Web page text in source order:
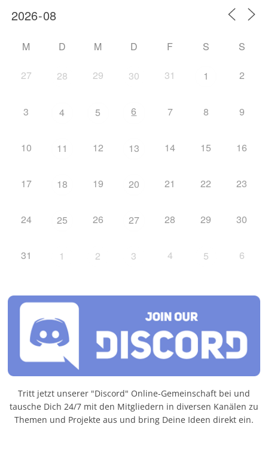
M D M D F S S
27 28 29 30 31 1 2
3 4 5 6 7 8 9
10 11 12 13 14 15 16
17 18 19 20 21 22 23
24 25 26 27 28 29 30
31 1 2 3 4 5 6
Tritt jetzt unserer "Discord" Online-Gemeinschaft bei und
tausche Dich 24/7 mit den Mitgliedern in diversen Kanälen zu
Themen und Projekte aus und bring Deine Ideen direkt ein.